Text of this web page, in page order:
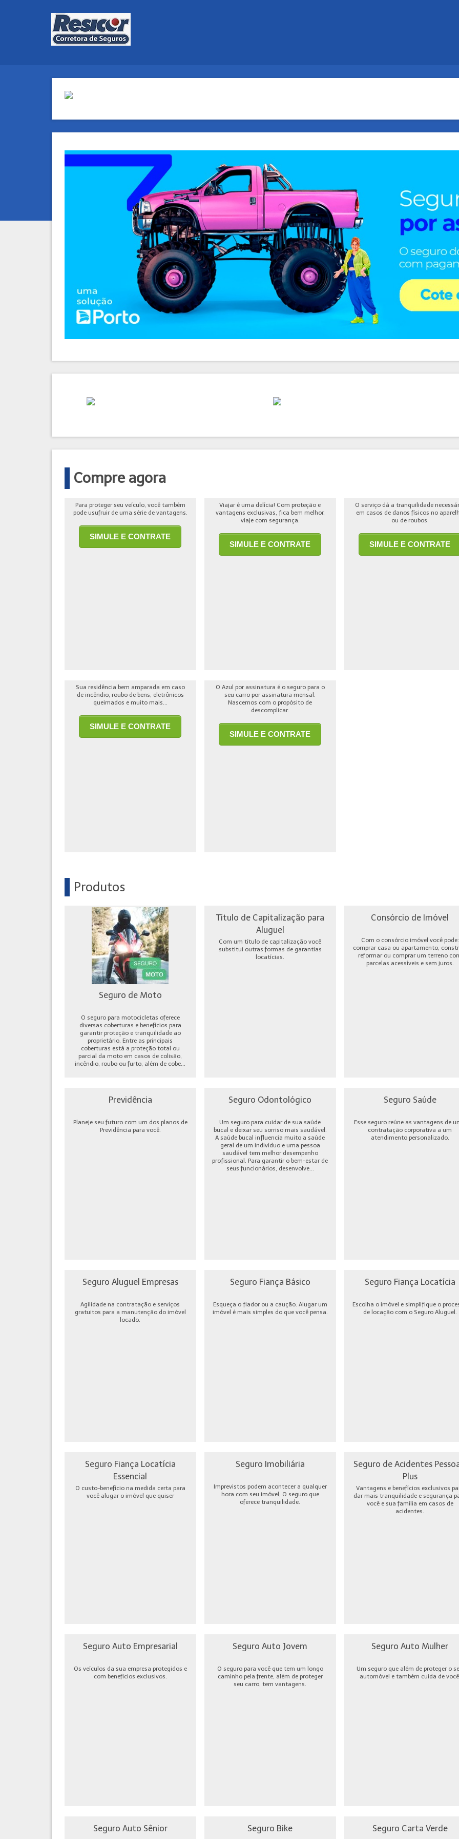
Compre agora
Para proteger seu veículo, você também
pode usufruir de uma série de vantagens.
SIMULE E CONTRATE
Viajar é uma delícia! Com proteção e
vantagens exclusivas, fica bem melhor,
viaje com segurança.
SIMULE E CONTRATE
O serviço dá a tranquilidade
em casos de danos físicos no
ou de roubos.
SIMULE E CONTRATE
Sua residência bem amparada em caso
de incêndio, roubo de bens, eletrônicos
queimados e muito mais...
SIMULE E CONTRATE
O Azul por assinatura é o seguro para o
seu carro por assinatura mensal.
Nascemos com o propósito de
descomplicar.
SIMULE E CONTRATE
Produtos
Seguro de Moto
O seguro para motocicletas oferece
diversas coberturas e benefícios para
garantir proteção e tranquilidade ao
proprietário. Entre as principais
coberturas está a proteção total ou
parcial da moto em casos de colisão,
incêndio, roubo ou furto, além de cobe...
Título de Capitalização para
Aluguel
Com um título de capitalização você
substitui outras formas de garantias
locatícias.
Consórcio de Imóvel
Com o consórcio imóvel você pode:
comprar casa ou apartamento,
reformar ou comprar um terreno
parcelas acessíveis e sem juros.
Previdência
Planeje seu futuro com um dos planos de
Previdência para você.
Seguro Odontológico
Um seguro para cuidar de sua saúde
bucal e deixar seu sorriso mais saudável.
A saúde bucal influencia muito a saúde
geral de um indivíduo e uma pessoa
saudável tem melhor desempenho
profissional. Para garantir o bem-estar de
seus funcionários, desenvolve...
Seguro Saúde
Esse seguro reúne as vantagens de
contratação corporativa a um
atendimento personalizado.
Seguro Aluguel Empresas
Agilidade na contratação e serviços
gratuitos para a manutenção do imóvel
locado.
Seguro Fiança Básico
Esqueça o fiador ou a caução. Alugar um
imóvel é mais simples do que você pensa.
Seguro Fiança Locatícia
Escolha o imóvel e simplifique o
de locação com o Seguro Aluguel.
Seguro Fiança Locatícia
Essencial
O custo-benefício na medida certa para
você alugar o imóvel que quiser
Seguro Imobiliária
Imprevistos podem acontecer a qualquer
hora com seu imóvel, O seguro que
oferece tranquilidade.
Seguro de Acidentes
Plus
Vantagens e benefícios exclusivos
dar mais tranquilidade e segurança
você e sua família em casos de
acidentes.
Seguro Auto Empresarial
Os veículos da sua empresa protegidos e
com benefícios exclusivos.
Seguro Auto Jovem
O seguro para você que tem um longo
caminho pela frente, além de proteger
seu carro, tem vantagens.
Seguro Auto Mulher
Um seguro que além de proteger o
automóvel e também cuida de você.
Seguro Auto Sênior Seguro Bike Seguro Carta Verde